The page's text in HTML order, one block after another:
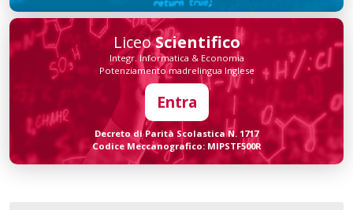
LiceoScientifico
Integr. Informatica & Economia
Potenziamento madrelingua Inglese
Entra
Decreto di Parità Scolastica N. 1717
Codice Meccanografico: MIPSTF500R